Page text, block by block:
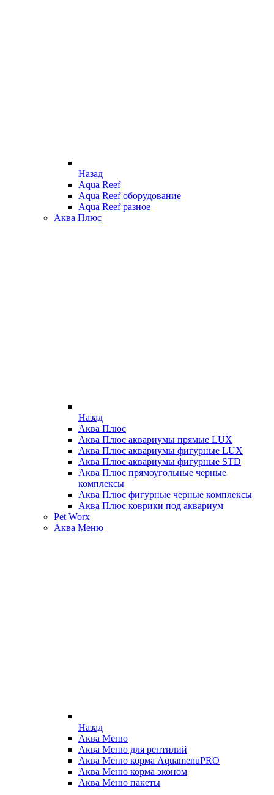
Назад
Aqua Reef
Aqua Reef оборудование
Aqua Reef разное
Аква Плюс
Назад
Аква Плюс
Аква Плюс аквариумы прямые LUX
Аква Плюс аквариумы фигурные LUX
Аква Плюс аквариумы фигурные STD
Аква Плюс прямоугольные черные
комплексы
Аква Плюс фигурные черные комплексы
Аква Плюс коврики под аквариум
Pet Worx
Аква Меню
Назад
Аква Меню
Аква Меню для рептилий
Аква Меню корма AquamenuPRO
Аква Меню корма эконом
Аква Меню пакеты